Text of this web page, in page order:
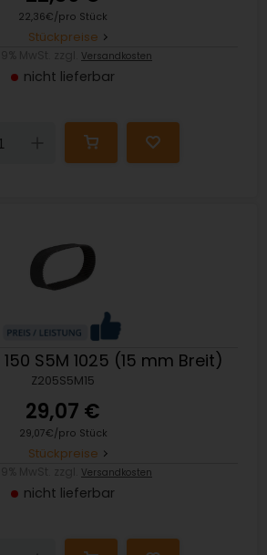
22,36€/pro Stück
Stückpreise
Versandkosten
nicht lieferbar
S5M 1025 (15 mm Breit)
Z205S5M15
29,07 €
29,07€/pro Stück
Stückpreise
Versandkosten
nicht lieferbar